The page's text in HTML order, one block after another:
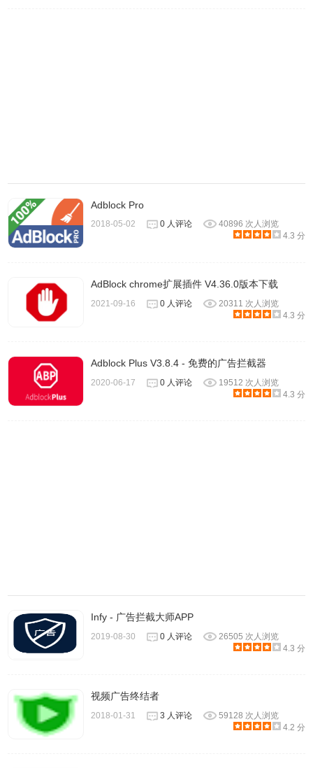
Adblock Pro
2018-05-02 0 人评论
40896 次人浏览
4.3 分
AdBlock chrome扩展插件 V4.36.0版本下载
2021-09-16 0 人评论
20311 次人浏览
4.3 分
Adblock Plus V3.8.4 - 免费的广告拦截器
2020-06-17 0 人评论
19512 次人浏览
4.3 分
Infy - 广告拦截大师APP
2019-08-30 0 人评论
26505 次人浏览
4.3 分
视频广告终结者
2018-01-31 3 人评论
59128 次人浏览
4.2 分